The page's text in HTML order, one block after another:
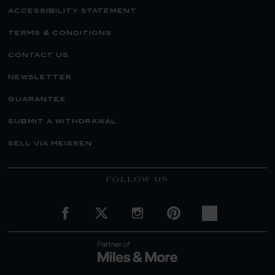
accessibility statement
terms & conditions
contact us
newsletter
guarantee
submit a withdrawal
sell via meissen
FOLLOW US